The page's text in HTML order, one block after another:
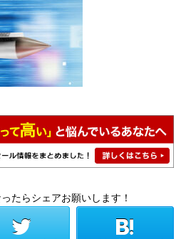
たらシェアお願いします！